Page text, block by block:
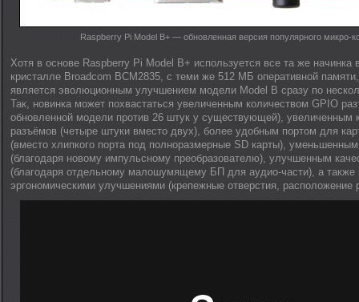
Raspberry Pi Model B+ — обновленная версия популярного микро-
Хотя в основе Raspberry Pi Model B+ используется все та же начинка
кристалле Broadcom BCM2835, с теми же 512 МБ оперативной
является эволюционным улучшением модели Model B сразу по
Так, новинка может похвастаться увеличенным количеством GPIO
обновленной модели против 26 штук у существующей), увеличенным
разъёмов (четыре штуки вместо двух), более удобным портом для
(вместо хлипкого порта под полноразмерные SD карты),
(благодаря новому импульсному преобразователю), улучшенным
(благодаря отдельному малошумящему БП для аудио-части), а также
эргономическими улучшениями (крепежные отверстия, расположение